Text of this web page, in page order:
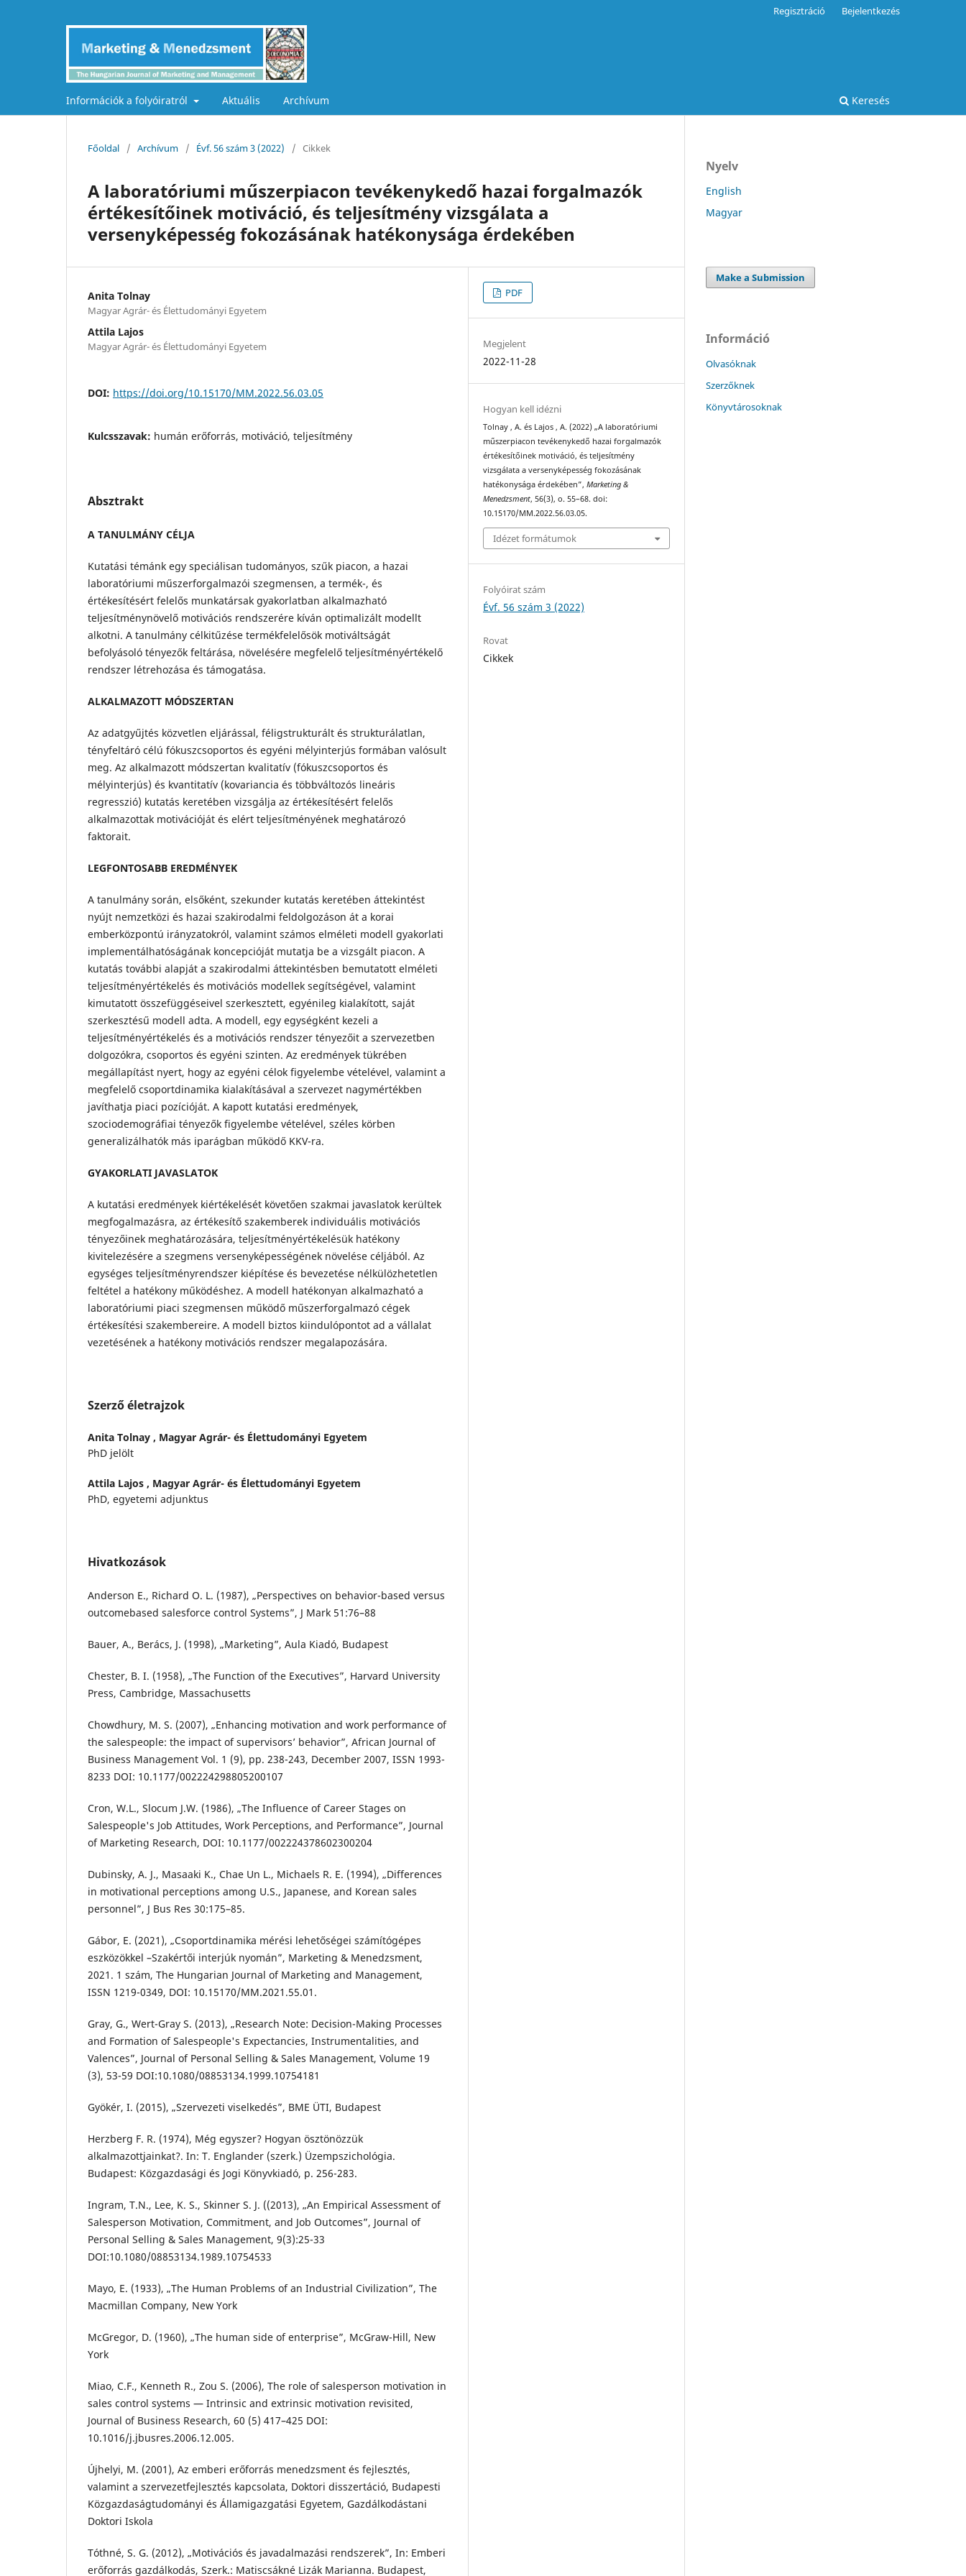
Információk a folyóiratról Aktuális Archívum Keresés
Regisztráció Bejelentkezés
Főoldal / Archívum / Évf. 56 szám 3 (2022) / Cikkek
A laboratóriumi műszerpiacon tevékenykedő hazai forgalmazók
értékesítőinek motiváció, és teljesítmény vizsgálata a
versenyképesség fokozásának hatékonysága érdekében
Anita Tolnay
Magyar Agrár- és Élettudományi Egyetem
Attila Lajos
Magyar Agrár- és Élettudományi Egyetem
DOI: https://doi.org/10.15170/MM.2022.56.03.05
Kulcsszavak: humán erőforrás, motiváció, teljesítmény
Absztrakt
A TANULMÁNY CÉLJA
Kutatási témánk egy speciálisan tudományos, szűk piacon, a hazai
laboratóriumi műszerforgalmazói szegmensen, a termék-, és
értékesítésért felelős munkatársak gyakorlatban alkalmazható
teljesítménynövelő motivációs rendszerére kíván optimalizált modellt
alkotni. A tanulmány célkitűzése termékfelelősök motiváltságát
befolyásoló tényezők feltárása, növelésére megfelelő teljesítményértékelő
rendszer létrehozása és támogatása.
ALKALMAZOTT MÓDSZERTAN
Az adatgyűjtés közvetlen eljárással, féligstrukturált és strukturálatlan,
tényfeltáró célú fókuszcsoportos és egyéni mélyinterjús formában valósult
meg. Az alkalmazott módszertan kvalitatív (fókuszcsoportos és
mélyinterjús) és kvantitatív (kovariancia és többváltozós lineáris
regresszió) kutatás keretében vizsgálja az értékesítésért felelős
alkalmazottak motivációját és elért teljesítményének meghatározó
faktorait.
LEGFONTOSABB EREDMÉNYEK
A tanulmány során, elsőként, szekunder kutatás keretében áttekintést
nyújt nemzetközi és hazai szakirodalmi feldolgozáson át a korai
emberközpontú irányzatokról, valamint számos elméleti modell gyakorlati
implementálhatóságának koncepcióját mutatja be a vizsgált piacon. A
kutatás további alapját a szakirodalmi áttekintésben bemutatott elméleti
teljesítményértékelés és motivációs modellek segítségével, valamint
kimutatott összefüggéseivel szerkesztett, egyénileg kialakított, saját
szerkesztésű modell adta. A modell, egy egységként kezeli a
teljesítményértékelés és a motivációs rendszer tényezőit a szervezetben
dolgozókra, csoportos és egyéni szinten. Az eredmények tükrében
megállapítást nyert, hogy az egyéni célok figyelembe vételével, valamint a
megfelelő csoportdinamika kialakításával a szervezet nagymértékben
javíthatja piaci pozícióját. A kapott kutatási eredmények,
szociodemográfiai tényezők figyelembe vételével, széles körben
generalizálhatók más iparágban működő KKV-ra.
GYAKORLATI JAVASLATOK
A kutatási eredmények kiértékelését követően szakmai javaslatok kerültek
megfogalmazásra, az értékesítő szakemberek individuális motivációs
tényezőinek meghatározására, teljesítményértékelésük hatékony
kivitelezésére a szegmens versenyképességének növelése céljából. Az
egységes teljesítményrendszer kiépítése és bevezetése nélkülözhetetlen
feltétel a hatékony működéshez. A modell hatékonyan alkalmazható a
laboratóriumi piaci szegmensen működő műszerforgalmazó cégek
értékesítési szakembereire. A modell biztos kiindulópontot ad a vállalat
vezetésének a hatékony motivációs rendszer megalapozására.
Szerző életrajzok
Anita Tolnay , Magyar Agrár- és Élettudományi Egyetem
PhD jelölt
Attila Lajos , Magyar Agrár- és Élettudományi Egyetem
PhD, egyetemi adjunktus
Hivatkozások
Anderson E., Richard O. L. (1987), „Perspectives on behavior-based versus
outcomebased salesforce control Systems”, J Mark 51:76–88
Bauer, A., Berács, J. (1998), „Marketing”, Aula Kiadó, Budapest
Chester, B. I. (1958), „The Function of the Executives”, Harvard University
Press, Cambridge, Massachusetts
Chowdhury, M. S. (2007), „Enhancing motivation and work performance of
the salespeople: the impact of supervisors’ behavior”, African Journal of
Business Management Vol. 1 (9), pp. 238-243, December 2007, ISSN 1993-
8233 DOI: 10.1177/002224298805200107
Cron, W.L., Slocum J.W. (1986), „The Influence of Career Stages on
Salespeople's Job Attitudes, Work Perceptions, and Performance”, Journal
of Marketing Research, DOI: 10.1177/002224378602300204
Dubinsky, A. J., Masaaki K., Chae Un L., Michaels R. E. (1994), „Differences
in motivational perceptions among U.S., Japanese, and Korean sales
personnel”, J Bus Res 30:175–85.
Gábor, E. (2021), „Csoportdinamika mérési lehetőségei számítógépes
eszközökkel –Szakértői interjúk nyomán”, Marketing & Menedzsment,
2021. 1 szám, The Hungarian Journal of Marketing and Management,
ISSN 1219-0349, DOI: 10.15170/MM.2021.55.01.
Gray, G., Wert-Gray S. (2013), „Research Note: Decision-Making Processes
and Formation of Salespeople's Expectancies, Instrumentalities, and
Valences”, Journal of Personal Selling & Sales Management, Volume 19
(3), 53-59 DOI:10.1080/08853134.1999.10754181
Gyökér, I. (2015), „Szervezeti viselkedés”, BME ÜTI, Budapest
Herzberg F. R. (1974), Még egyszer? Hogyan ösztönözzük
alkalmazottjainkat?. In: T. Englander (szerk.) Üzempszichológia.
Budapest: Közgazdasági és Jogi Könyvkiadó, p. 256-283.
Ingram, T.N., Lee, K. S., Skinner S. J. ((2013), „An Empirical Assessment of
Salesperson Motivation, Commitment, and Job Outcomes”, Journal of
Personal Selling & Sales Management, 9(3):25-33
DOI:10.1080/08853134.1989.10754533
Mayo, E. (1933), „The Human Problems of an Industrial Civilization”, The
Macmillan Company, New York
McGregor, D. (1960), „The human side of enterprise”, McGraw-Hill, New
York
Miao, C.F., Kenneth R., Zou S. (2006), The role of salesperson motivation in
sales control systems — Intrinsic and extrinsic motivation revisited,
Journal of Business Research, 60 (5) 417–425 DOI:
10.1016/j.jbusres.2006.12.005.
Újhelyi, M. (2001), Az emberi erőforrás menedzsment és fejlesztés,
valamint a szervezetfejlesztés kapcsolata, Doktori disszertáció, Budapesti
Közgazdaságtudományi és Államigazgatási Egyetem, Gazdálkodástani
Doktori Iskola
Tóthné, S. G. (2012), „Motivációs és javadalmazási rendszerek”, In: Emberi
erőforrás gazdálkodás, Szerk.: Matiscsákné Lizák Marianna. Budapest,
PDF
Megjelent
2022-11-28
Hogyan kell idézni
Tolnay , A. és Lajos , A. (2022) „A laboratóriumi
műszerpiacon tevékenykedő hazai forgalmazók
értékesítőinek motiváció, és teljesítmény
vizsgálata a versenyképesség fokozásának
hatékonysága érdekében”,Marketing &
Menedzsment, 56(3), o. 55–68. doi:
10.15170/MM.2022.56.03.05.
Idézet formátumok
Folyóirat szám
Évf. 56 szám 3 (2022)
Rovat
Cikkek
Nyelv
English
Magyar
Make a Submission
Információ
Olvasóknak
Szerzőknek
Könyvtárosoknak